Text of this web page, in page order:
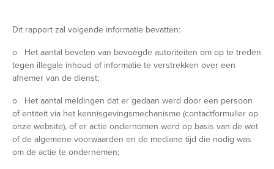
Dit rapport zal volgende informatie bevatten:
o Het aantal bevelen van bevoegde autoriteiten om op te treden
tegen illegale inhoud of informatie te verstrekken over een
afnemer van de dienst;
o Het aantal meldingen dat er gedaan werd door een persoon
of entiteit via het kennisgevingsmechanisme (contactformulier op
onze website), of er actie ondernomen werd op basis van de wet
of de algemene voorwaarden en de mediane tijd die nodig was
om de actie te ondernemen;